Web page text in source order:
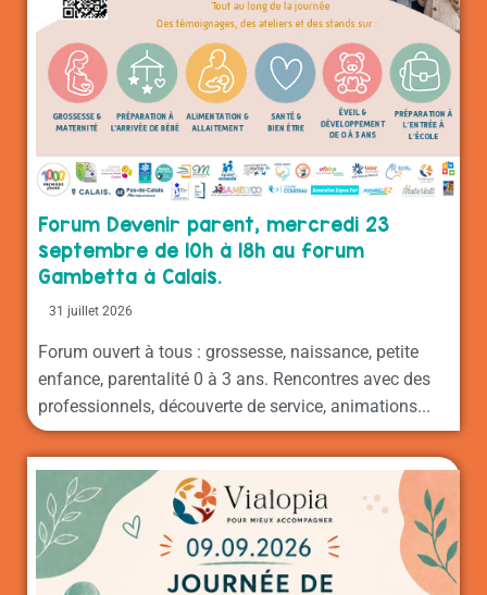
Forum Devenir parent, mercredi 23
septembre de 10h à 18h au forum
Gambetta à Calais.
31 juillet 2026
Forum ouvert à tous : grossesse, naissance, petite
enfance, parentalité 0 à 3 ans. Rencontres avec des
professionnels, découverte de service, animations...